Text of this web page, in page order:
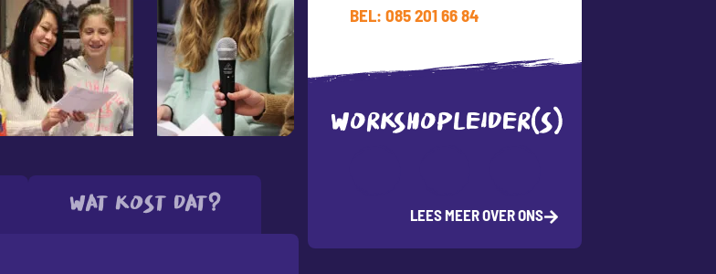
Wat kost dat?
BEL: 085 201 66 84
WORKSHOPLEIDER(S)
LEES MEER OVER ONS